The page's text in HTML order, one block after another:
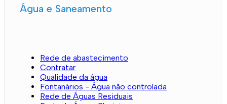
Água e Saneamento
Rede de abastecimento
Contratar
Qualidade da água
Fontanários - Água não controlada
Rede de Águas Residuais